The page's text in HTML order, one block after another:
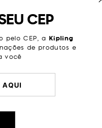
ESPECIFICAÇÕES
Tipo
CEP
pelo CEP, a Kipling
de produtos e
você